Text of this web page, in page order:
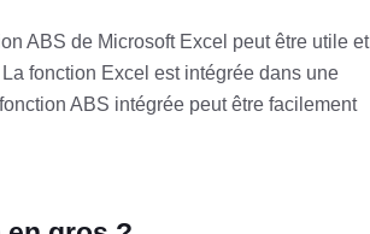
ABS de Microsoft Excel peut être utile et
fonction Excel est intégrée dans une
ABS intégrée peut être facilement